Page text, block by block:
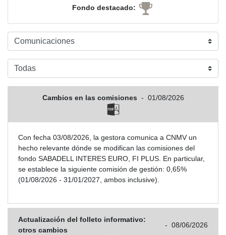
Fondo destacado:
Cambios en las comisiones - 01/08/2026
Con fecha 03/08/2026, la gestora comunica a CNMV un
hecho relevante dónde se modifican las comisiones del
fondo SABADELL INTERES EURO, FI PLUS. En particular,
se establece la siguiente comisión de gestión: 0,65%
(01/08/2026 - 31/01/2027, ambos inclusive).
Actualización del folleto informativo:
otros cambios
- 08/06/2026